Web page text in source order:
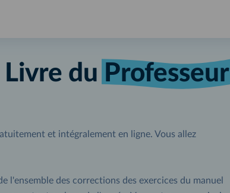
Livre du Professeur
et intégralement en ligne. Vous allez
l'ensemble des corrections des exercices du manuel